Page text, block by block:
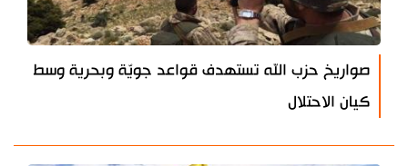
صواريخ حزب الله تستهدف قواعد جويّة وبحرية وسط
كيان الاحتلال